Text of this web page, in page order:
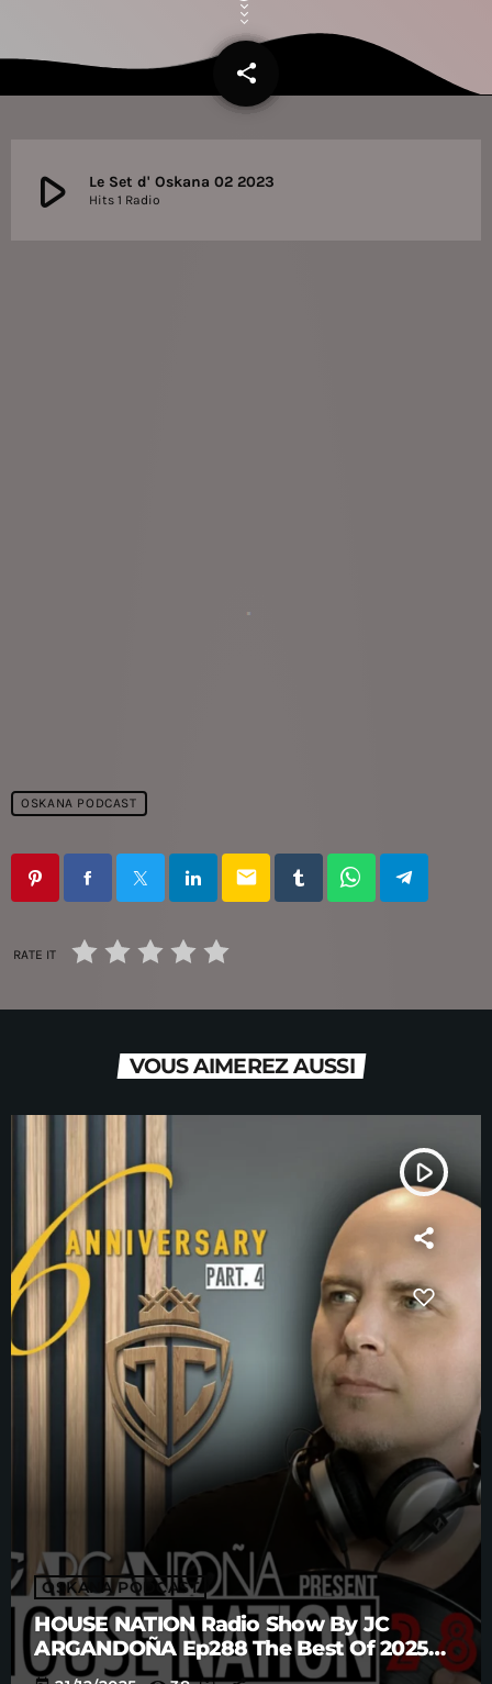
share
email
play_arrow Le Set d' Oskana 02 2023
Hits 1 Radio
OSKANA PODCAST
email
RATE IT
VOUS AIMEREZ AUSSI
play_arrow
OSKANA PODCAST
HOUSE NATION Radio Show By JC
ARGANDOÑA Ep288 The Best Of 2025
Anniversary Part. 5